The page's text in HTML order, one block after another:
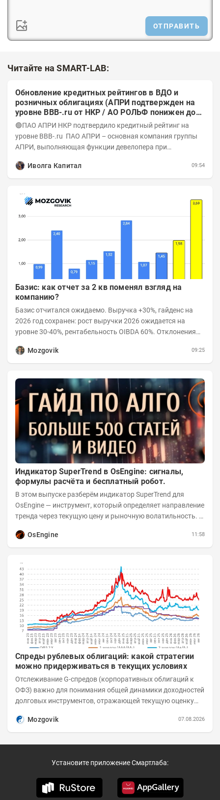
ОТПРАВИТЬ
Читайте на SMART-LAB:
Обновление кредитных рейтингов в ВДО и
розничных облигациях (АПРИ подтвержден на
уровне BBB-.ru от НКР / АО РОЛЬФ понижен до
А-(RU) / Элит Строй присвоен на уровне BBB.ru)
🟢ПАО АПРИ НКР подтвердило кредитный рейтинг на
уровне BBB-.ru ПАО АПРИ – основная компания группы
АПРИ, выполняющая функции девелопера при
Иволга Капитал
09:54
Базис: как отчет за 2 кв поменял взгляд на
компанию?
Базис отчитался ожидаемо. Выручка +30%, гайденс на
2026 год сохранен: рост выручки 2026 ожидается на
уровне 30-40%, рентабельность OIBDA 60%. Отклонения
Mozgovik
09:25
Индикатор SuperTrend в OsEngine: сигналы,
формулы расчёта и бесплатный робот.
В этом выпуске разберём индикатор SuperTrend для
OsEngine — инструмент, который определяет направление
тренда через текущую цену и рыночную волатильность. В
OsEngine
11:58
Спреды рублевых облигаций: какой стратегии
можно придерживаться в текущих условиях
Отслеживание G-спредов (корпоративных облигаций к
ОФЗ) важно для понимания общей динамики доходностей
долговых инструментов, отражающей текущую оценку
Mozgovik
07.08.2026
Установите приложение Смартлаба: